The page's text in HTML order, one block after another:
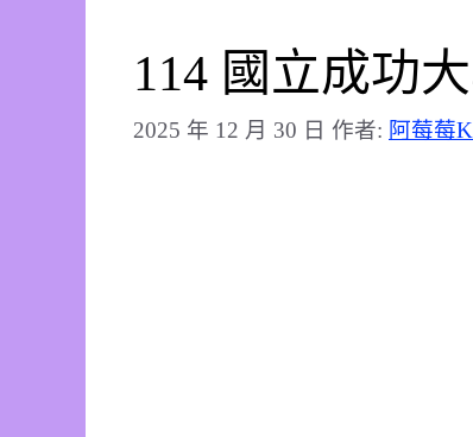
114 國立成功
2025 年 12 月 30 日 作者: 阿莓莓